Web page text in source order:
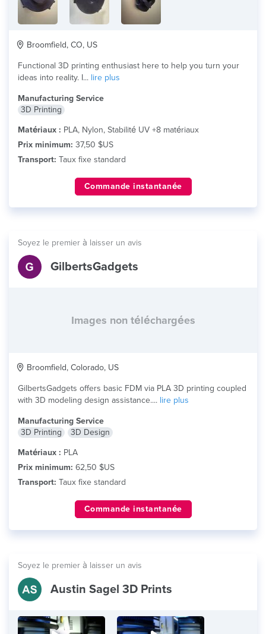
Broomfield, CO, US
Functional 3D printing enthusiast here to help you turn your
ideas into reality. I... lire plus
Manufacturing Service
3D Printing
Matériaux : PLA, Nylon, Stabilité UV +8 matériaux
Prix minimum: 37,50 $US
Transport: Taux fixe standard
Commande instantanée
Soyez le premier à laisser un avis
GilbertsGadgets
Images non téléchargées
Broomfield, Colorado, US
GilbertsGadgets offers basic FDM via PLA 3D printing coupled
with 3D modeling design assistance.... lire plus
Manufacturing Service
3D Printing
3D Design
Matériaux : PLA
Prix minimum: 62,50 $US
Transport: Taux fixe standard
Commande instantanée
Soyez le premier à laisser un avis
Austin Sagel 3D Prints